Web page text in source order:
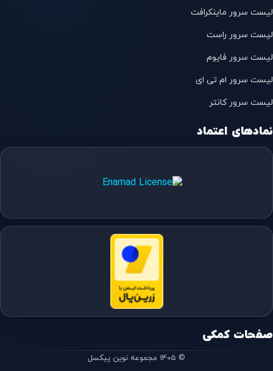
لیست سرور ماینکرافت
لیست سرور راست
لیست سرور فایوم
لیست سرور ام تی ای
لیست سرور کانتر
نمادهای اعتماد
صفحات کمکی
© 1405 مجموعه نوین پیکسل